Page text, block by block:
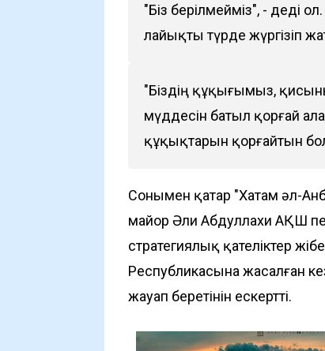
"Біз берілмейміз", - деді
лайықты түрде жүргізіп
"Біздің құқығымыз,
мүддесін батыл қорғай
құқықтарын қорғайтын
Сонымен қатар "Хатам әл-
майор Әли Абдуллахи АҚШ
стратегиялық қателіктер
Республикасына жасалған
жауап беретінін ескертті.